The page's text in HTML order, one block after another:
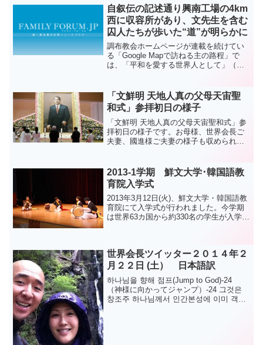
ブランナーの「出会いの神学」の連載３
回目です。下記はサイトよ...
自叙伝の記述通り興南工場の4km
西に収容所があり、文先生を含む
囚人たちが歩いた“道”が明らかに
調布教会ホームページが連載を続けてい
る「Google Mapで訪ねる主の路程」で
は、「平和を愛する世界人として」（文
文鮮明先生は、１９４８年４月に平壌刑
務所で１か月半収...
「文鮮明 天地人真の父母天宙聖
和式」参拝初日の様子
「文鮮明 天地人真の父母天宙聖和式」参
拝初日の様子です。お母様、世界会長ご
夫妻、國進様ご夫妻の様子も収められて
2013-1学期 鮮文大学･韓国語教
育院入学式
2013年3月12日(火)、鮮文大学・韓国語教
育院にて入学式が行われました。今学期
は世界63カ国から約330名の学生が入学
11時か...
世界会長ツイッター２０１４年２
月２２日 (土） 日本語訳
하나님을 향해 점프(Jump to God)-24
（神様に向かってジャンプ）-24 그것은
창조주 하나님께서 인간본성에 이미 객관